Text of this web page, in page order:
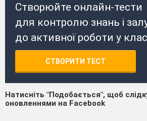
Створюйте онлайн-тести
для контролю знань і
до активної роботи у
СТВОРИТИ ТЕСТ
Натисніть "Подобається", щоб
оновленнями на Facebook